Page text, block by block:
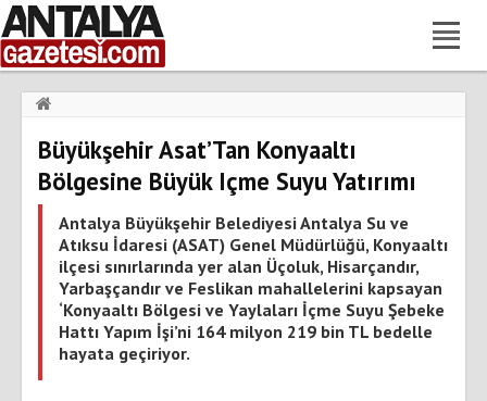
Büyükşehir Asat’Tan Konyaaltı Bölgesine Büyük Içme Suyu
Yatırımı
Büyükşehir Asat’Tan Konyaaltı
Bölgesine Büyük Içme Suyu Yatırımı
Antalya Büyükşehir Belediyesi Antalya Su ve
Atıksu İdaresi (ASAT) Genel Müdürlüğü, Konyaaltı
ilçesi sınırlarında yer alan Üçoluk, Hisarçandır,
Yarbaşçandır ve Feslikan mahallelerini kapsayan
‘Konyaaltı Bölgesi ve Yaylaları İçme Suyu Şebeke
Hattı Yapım İşi’ni 164 milyon 219 bin TL bedelle
hayata geçiriyor.